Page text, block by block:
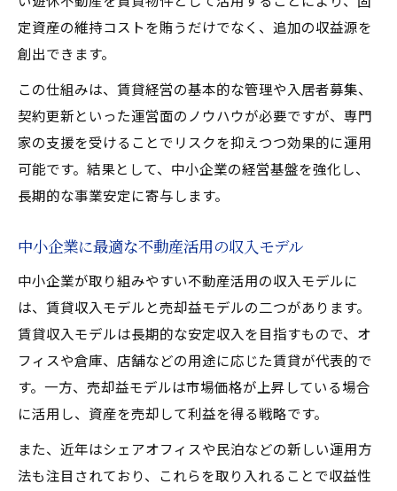
定資産の維持コストを賄うだけでなく、追加の収益源を
創出できます。
この仕組みは、賃貸経営の基本的な管理や入居者募集、
契約更新といった運営面のノウハウが必要ですが、専門
家の支援を受けることでリスクを抑えつつ効果的に運用
可能です。結果として、中小企業の経営基盤を強化し、
長期的な事業安定に寄与します。
中小企業に最適な不動産活用の収入モデル
中小企業が取り組みやすい不動産活用の収入モデルに
は、賃貸収入モデルと売却益モデルの二つがあります。
賃貸収入モデルは長期的な安定収入を目指すもので、オ
フィスや倉庫、店舗などの用途に応じた賃貸が代表的で
す。一方、売却益モデルは市場価格が上昇している場合
に活用し、資産を売却して利益を得る戦略です。
また、近年はシェアオフィスや民泊などの新しい運用方
法も注目されており、これらを取り入れることで収益性